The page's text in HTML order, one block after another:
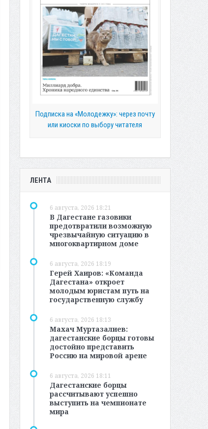
Подписка на «Молодежку»: через почту
или киоски по выбору читателя
ЛЕНТА
6 августа, 2026 18:21
В Дагестане газовики
предотвратили возможную
чрезвычайную ситуацию в
многоквартирном доме
6 августа, 2026 18:19
Герей Хаиров: «Команда
Дагестана» откроет
молодым юристам путь на
государственную службу
6 августа, 2026 18:13
Махач Муртазалиев:
дагестанские борцы готовы
достойно представить
Россию на мировой арене
6 августа, 2026 18:11
Дагестанские борцы
рассчитывают успешно
выступить на чемпионате
мира